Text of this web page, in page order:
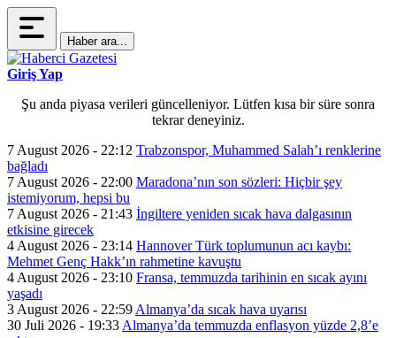
Haber ara...
Giriş Yap
Şu anda piyasa verileri güncelleniyor. Lütfen kısa bir süre sonra
tekrar deneyiniz.
7 August 2026 - 22:12 Trabzonspor, Muhammed Salah’ı renklerine
bağladı
7 August 2026 - 22:00 Maradona’nın son sözleri: Hiçbir şey
istemiyorum, hepsi bu
7 August 2026 - 21:43 İngiltere yeniden sıcak hava dalgasının
etkisine girecek
4 August 2026 - 23:14 Hannover Türk toplumunun acı kaybı:
Mehmet Genç Hakk’ın rahmetine kavuştu
4 August 2026 - 23:10 Fransa, temmuzda tarihinin en sıcak ayını
yaşadı
3 August 2026 - 22:59 Almanya’da sıcak hava uyarısı
30 Juli 2026 - 19:33 Almanya’da temmuzda enflasyon yüzde 2,8’e